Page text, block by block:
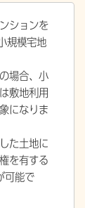
ションを
規模宅地
場合、小
敷地利用
になりま
た土地に
を有する
可能で